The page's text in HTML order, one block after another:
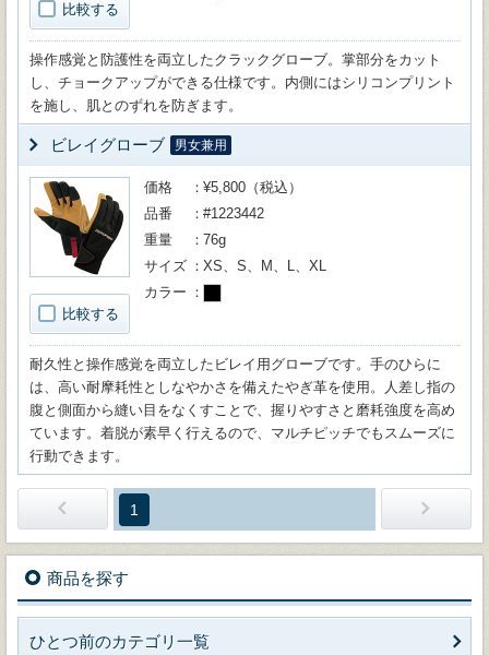
比較する
操作感覚と防護性を両立したクラックグローブ。掌部分をカット
し、チョークアップができる仕様です。内側にはシリコンプリント
を施し、肌とのずれを防ぎます。
ビレイグローブ 男女兼用
比較する
価格
¥5,800（税込）
品番
#1223442
重量
76g
サイズ
XS、S、M、L、XL
カラー
耐久性と操作感覚を両立したビレイ用グローブです。手のひらに
は、高い耐摩耗性としなやかさを備えたやぎ革を使用。人差し指の
腹と側面から縫い目をなくすことで、握りやすさと磨耗強度を高め
ています。着脱が素早く行えるので、マルチピッチでもスムーズに
行動できます。
1
商品を探す
ひとつ前のカテゴリ一覧